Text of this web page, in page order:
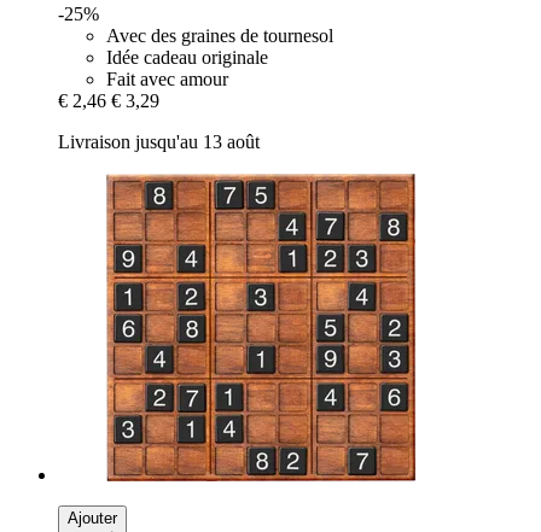
-25%
Avec des graines de tournesol
Idée cadeau originale
Fait avec amour
€ 2,46 € 3,29
Livraison jusqu'au 13 août
Ajouter